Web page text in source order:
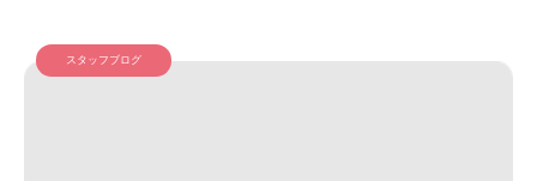
スタッフブログ